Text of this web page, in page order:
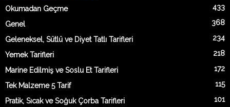
Okumadan Geçme 433
Genel 368
Geleneksel, Sütlü ve Diyet Tatlı Tarifleri 234
Yemek Tarifleri 218
Marine Edilmiş ve Soslu Et Tarifleri 172
Tek Malzeme 5 Tarif 115
Pratik, Sıcak ve Soğuk Çorba Tarifleri 101